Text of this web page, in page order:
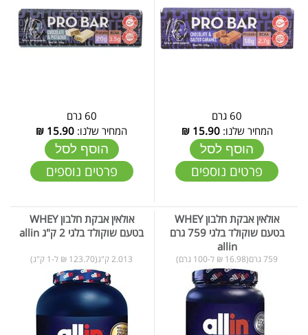
60 גרם
המחיר שלנו:15.90
₪
הוסף לסל
פרטים נוספים
60 גרם
המחיר שלנו: 15.90
₪
הוסף לסל
פרטים נוספים
אולאין אבקת חלבון WHEY
בטעם שוקולד בלגי 759 גרם
allin
759 גרם(16.98 ₪ ל-100 גרם)
אולאין אבקת חלבון WHEY
בטעם שוקולד בלגי 2 ק"ג allin
2.013 ק"ג(123.70 ₪ ל-1 ק"ג)